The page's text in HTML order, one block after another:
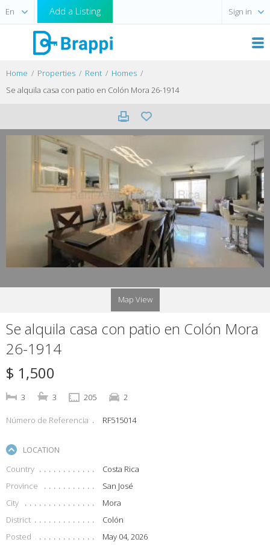
Add a Listing Sign in
Home Properties Rent
Homes
Se alquila casa con patio en Colón Mora 26-1914
Map View
Se alquila casa con patio en Colón Mora
26-1914
$ 1,500
3 3 205 2
Número de Referencia RF515014
LOCATION
Country
Costa Rica
Province
San José
City
Mora
District
Colón
Posted
May 04, 2026